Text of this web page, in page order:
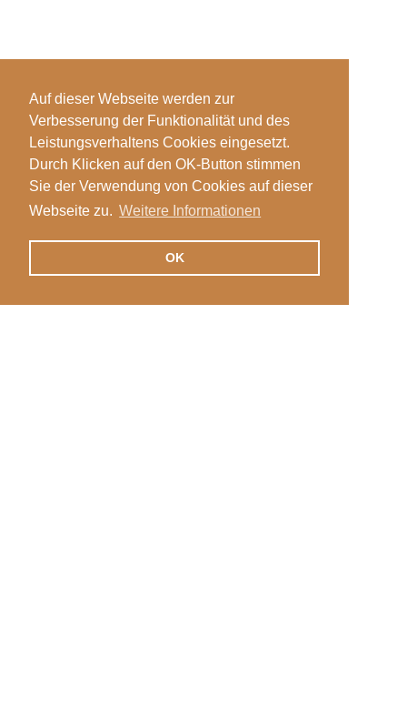
Auf dieser Webseite werden zur
Verbesserung der Funktionalität und des
Leistungsverhaltens Cookies eingesetzt.
Durch Klicken auf den OK-Button stimmen
Sie der Verwendung von Cookies auf dieser
Webseite zu. Weitere Informationen
OK